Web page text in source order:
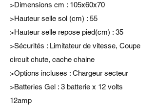
>Dimensions cm : 105x60x70
>Hauteur selle sol (cm) : 55
>Hauteur selle repose pied(cm) : 35
>Sécurités : Limitateur de vitesse, Coupe
circuit chute, cache chaine
>Options incluses : Chargeur secteur
>Batteries Gel : 3 batterie x 12 volts
12amp